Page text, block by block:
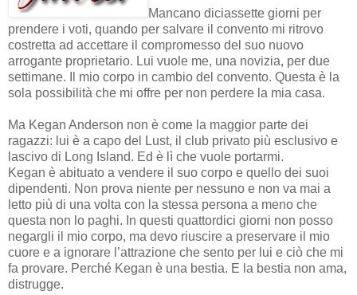
Mancano diciassette giorni per
prendere i voti, quando per salvare il convento mi ritrovo
costretta ad accettare il compromesso del suo nuovo
arrogante proprietario. Lui vuole me, una novizia, per due
settimane. Il mio corpo in cambio del convento. Questa è la
sola possibilità che mi offre per non perdere la mia casa.
Ma Kegan Anderson non è come la maggior parte dei
ragazzi: lui è a capo del Lust, il club privato più esclusivo e
lascivo di Long Island. Ed è lì che vuole portarmi.
Kegan è abituato a vendere il suo corpo e quello dei suoi
dipendenti. Non prova niente per nessuno e non va mai a
letto più di una volta con la stessa persona a meno che
questa non lo paghi. In questi quattordici giorni non posso
negargli il mio corpo, ma devo riuscire a preservare il mio
cuore e a ignorare l’attrazione che sento per lui e ciò che mi
fa provare. Perché Kegan è una bestia. E la bestia non ama,
distrugge.